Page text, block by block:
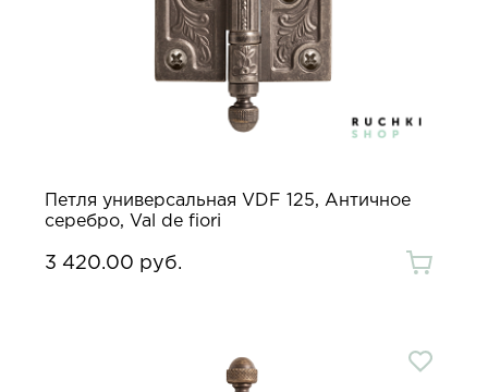
Петля универсальная VDF 125, Античное
серебро, Val de fiori
3 420.00 руб.